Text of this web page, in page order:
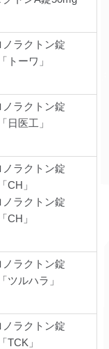
ノラクトン錠
トーワ」
ノラクトン錠
日医工」
ノラクトン錠
CH」
ノラクトン錠
CH」
ノラクトン錠
ツルハラ」
ノラクトン錠
TCK」